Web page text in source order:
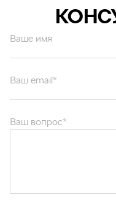
Ваше имя
персональных данных